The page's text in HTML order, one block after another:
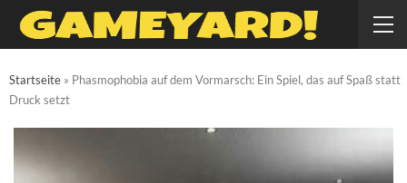
Startseite » Phasmophobia auf dem Vormarsch: Ein Spiel, das auf Spaß statt
Druck setzt